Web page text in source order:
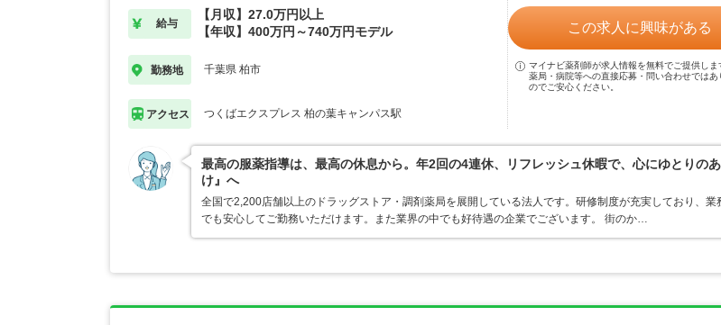
給与
【月収】27.0万円以上
【年収】400万円～740万円モデル
勤務地 千葉県 柏市
アクセス つくばエクスプレス 柏の葉キャンパス駅
この求人に興味がある
マイナビ薬剤師が求人情報を無料でご提供しま
薬局・病院等への直接応募・問い合わせではあ
のでご安心ください。
最高の服薬指導は、最高の休息から。年2回の4連休、リフレッシュ休暇で、心にゆとりの
け』へ
全国で2,200店舗以上のドラッグストア・調剤薬局を展開している法人です。研修制度が充実しており、業
でも安心してご勤務いただけます。また業界の中でも好待遇の企業でございます。 街のか…